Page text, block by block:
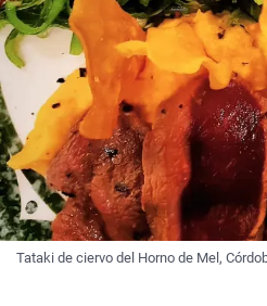
Tataki de ciervo del Horno de Mel,